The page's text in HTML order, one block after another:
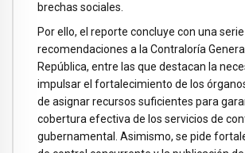
brechas sociales.
Por ello, el reporte concluye con una
recomendaciones a la Contraloría
República, entre las que destacan la
impulsar el fortalecimiento de los
de asignar recursos suficientes para
cobertura efectiva de los servicios de
gubernamental. Asimismo, se pide